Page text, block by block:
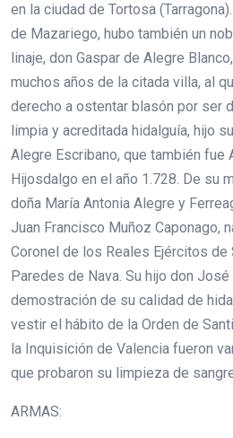
en la ciudad de Tortosa
de Mazariego, hubo también un
linaje, don Gaspar de Alegre
muchos años de la citada villa, al
derecho a ostentar blasón por ser
limpia y acreditada hidalguía, hijo
Alegre Escribano, que también fue
Hijosdalgo en el año 1.728. De su
doña María Antonia Alegre y
Juan Francisco Muñoz Caponago,
Coronel de los Reales Ejércitos de
Paredes de Nava. Su hijo don
demostración de su calidad de
vestir el hábito de la Orden de
la Inquisición de Valencia fueron
que probaron su limpieza de
ARMAS: